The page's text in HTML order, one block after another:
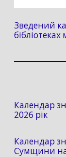
Зведений
бібліотеках
Календар
2026 рік
Календар
Сумщини